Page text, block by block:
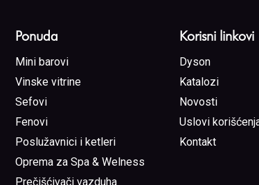
Ponuda
Mini barovi
Vinske vitrine
Sefovi
Fenovi
Poslužavnici i ketleri
Oprema za Spa & Welness
Prečišćivači vazduha
Korisni linkovi
Dyson
Katalozi
Novosti
Uslovi
Kontakt